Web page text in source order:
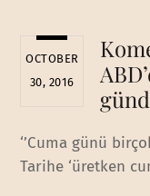
OCTOBER
30, 2016
‘’Cuma günü
Tarihe ‘üretken